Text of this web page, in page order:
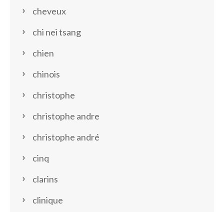
cheveux
chi nei tsang
chien
chinois
christophe
christophe andre
christophe andré
cinq
clarins
clinique